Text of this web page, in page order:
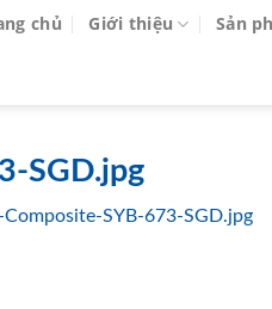
chủ Giới thiệu Sản
SGD.jpg
SYB-673-SGD.jpg